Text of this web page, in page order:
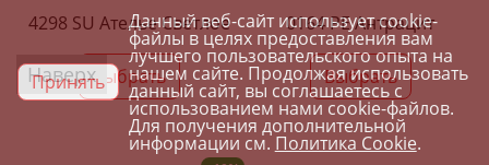
4298 SU Ателье Светлое
Выбрать
0164 PE Антрацит
Выбрать
Наверх
Принять
Данный веб-сайт использует cookie-
файлы в целях предоставления вам
лучшего пользовательского опыта на
нашем сайте. Продолжая использовать
данный сайт, вы соглашаетесь с
использованием нами cookie-файлов.
Для получения дополнительной
информации см.Политика Cookie.